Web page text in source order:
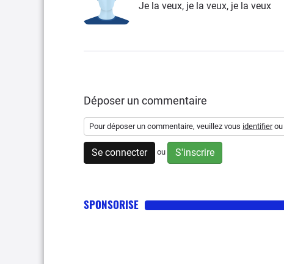
Je la veux, je la veux, je la veux
Déposer un commentaire
Pour déposer un commentaire, veuillez vous identifierou
Se connecter ou S'inscrire
SPONSORISE